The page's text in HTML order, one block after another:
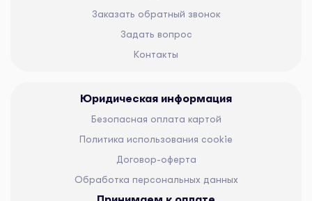
Заказать обратный звонок
Задать вопрос
Контакты
Юридическая информация
Безопасная оплата картой
Политика использования cookie
Договор-оферта
Обработка персональных данных